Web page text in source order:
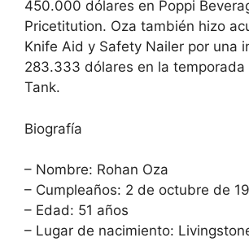
450.000 dólares en Poppi
Pricetitution. Oza también hizo
Knife Aid y Safety Nailer por una
283.333 dólares en la temporada
Tank.
Biografía
– Nombre: Rohan Oza
– Cumpleaños: 2 de octubre de
– Edad: 51 años
– Lugar de nacimiento: